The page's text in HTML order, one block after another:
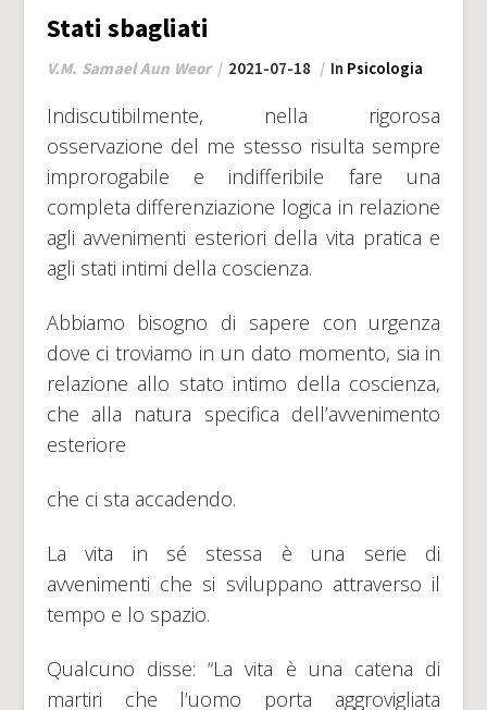
Stati sbagliati
V.M. Samael Aun Weor 2021-07-18 In Psicologia
Indiscutibilmente, nella rigorosa
osservazione del me stesso risulta sempre
improrogabile e indifferibile fare una
completa differenziazione logica in relazione
agli avvenimenti esteriori della vita pratica e
agli stati intimi della coscienza.
Abbiamo bisogno di sapere con urgenza
dove ci troviamo in un dato momento, sia in
relazione allo stato intimo della coscienza,
che alla natura specifica dell’avvenimento
esteriore
che ci sta accadendo.
La vita in sé stessa è una serie di
avvenimenti che si sviluppano attraverso il
tempo e lo spazio.
Qualcuno disse: “La vita è una catena di
martiri che l’uomo porta aggrovigliata